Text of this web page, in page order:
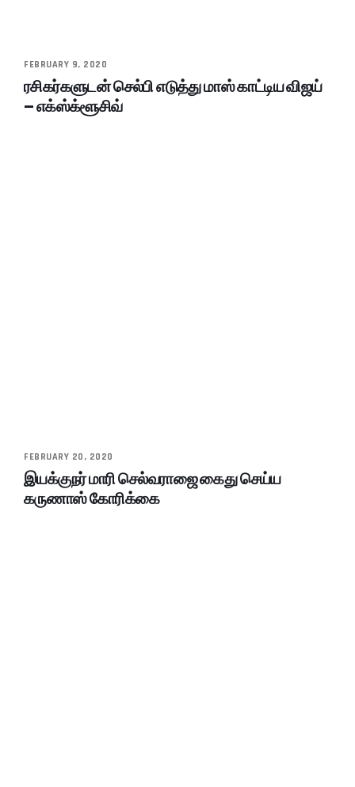
FEBRUARY 9, 2020
ரசிகர்களுடன் செல்பி எடுத்து மாஸ் காட்டிய விஜய்
– எக்ஸ்க்ளூசிவ்
FEBRUARY 20, 2020
இயக்குநர் மாரி செல்வராஜை கைது செய்ய
கருணாஸ் கோரிக்கை